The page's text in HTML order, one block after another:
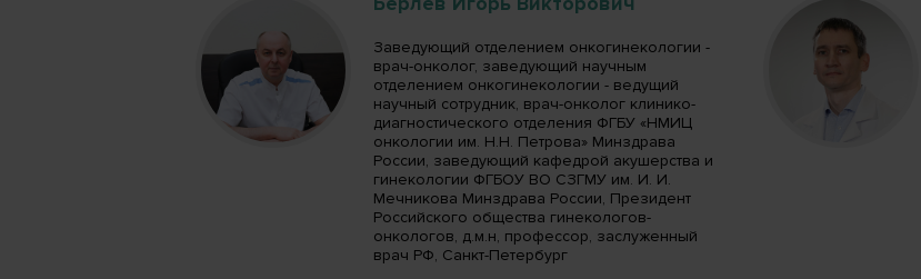
Заведующий отделением онкогинекологии -
врач-онколог, заведующий научным
отделением онкогинекологии - ведущий
научный сотрудник, врач-онколог клинико-
диагностического отделения ФГБУ «НМИЦ
онкологии им. Н.Н. Петрова» Минздрава
России, заведующий кафедрой акушерства и
гинекологии ФГБОУ ВО СЗГМУ им. И. И.
Мечникова Минздрава России, Президент
Российского общества гинекологов-
онкологов, д.м.н, профессор, заслуженный
врач РФ, Санкт-Петербург